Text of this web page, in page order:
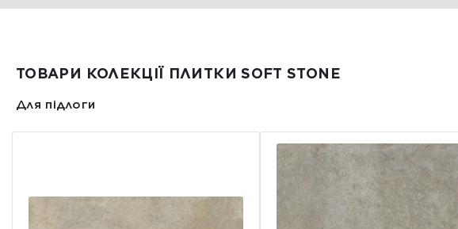
ТОВАРИ КОЛЕКЦІЇ ПЛИТКИ SOFT STONE
Для підлоги